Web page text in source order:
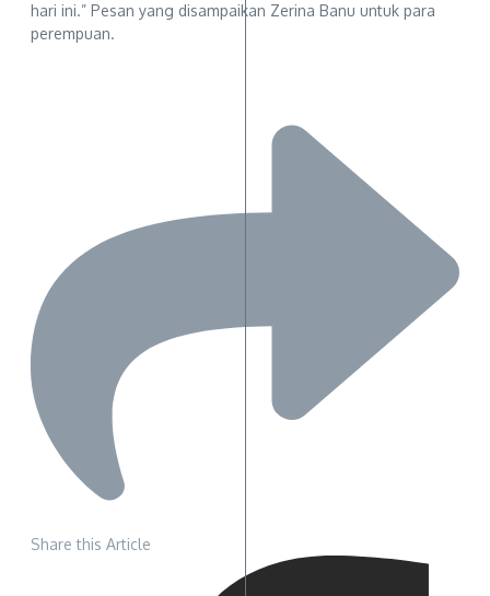
hari ini.” Pesan yang disampaikan Zerina Banu untuk para
perempuan.
Share this Article